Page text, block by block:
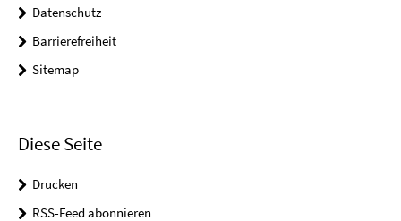
Datenschutz
Barrierefreiheit
Sitemap
Diese Seite
Drucken
RSS-Feed abonnieren